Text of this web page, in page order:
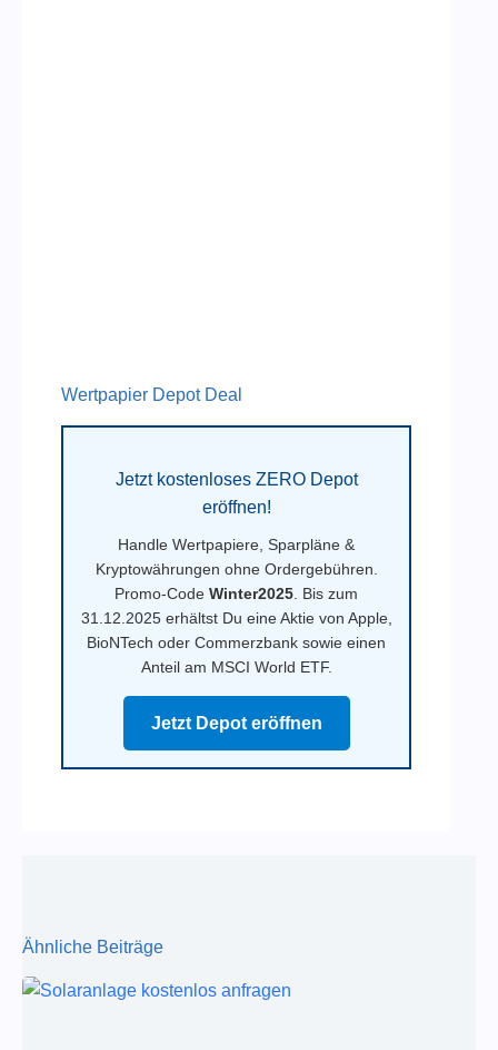
Wertpapier Depot Deal
Jetzt kostenloses ZERO Depot
eröffnen!
Handle Wertpapiere, Sparpläne &
Kryptowährungen ohne Ordergebühren.
Promo-CodeWinter2025. Bis zum
31.12.2025 erhältst Du eine Aktie von Apple,
BioNTech oder Commerzbank sowie einen
Anteil am MSCI World ETF.
Jetzt Depot eröffnen
Ähnliche Beiträge